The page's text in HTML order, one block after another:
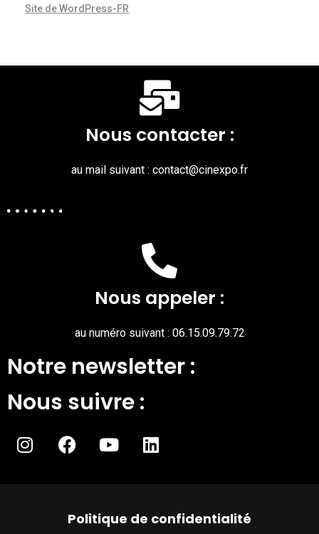
Site de WordPress-FR
Nous contacter :
au mail suivant : contact@cinexpo.fr
Nous appeler :
au numéro suivant : 06.15.09.79.72
Notre newsletter :
Nous suivre :
Politique de confidentialité